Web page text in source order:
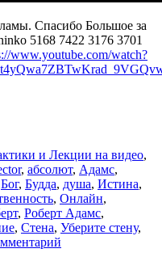
Спасибо Большое за
5168 7422 3176 3701
www.youtube.com/watch?
и Лекции на видео,
, абсолют, Адамс,
Бог, Будда, душа, Истина,
, Онлайн,
, Роберт Адамс,
, Стена, Уберите стену,